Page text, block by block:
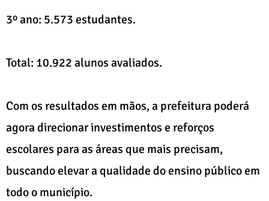
3º ano: 5.573 estudantes.
Total: 10.922 alunos avaliados.
Com os resultados em mãos, a prefeitura poderá
agora direcionar investimentos e reforços
escolares para as áreas que mais precisam,
buscando elevar a qualidade do ensino público em
todo o município.